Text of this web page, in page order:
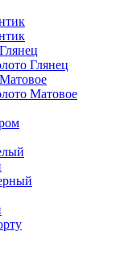
Глянец
Матовое